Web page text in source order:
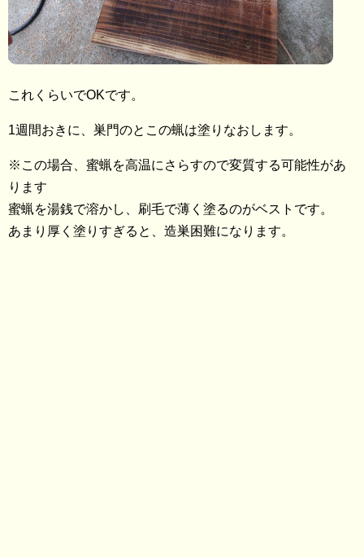
これくらいでOKです。
1週間おきに、巣門のとこの蝋は塗りなおします。
※この場合、蜜蝋を高温にさらすので変質する可能性があ
ります
蜜蝋を湯銭で溶かし、刷毛で薄く塗るのがベストです。
あまり厚く塗りすぎると、造巣困難になります。